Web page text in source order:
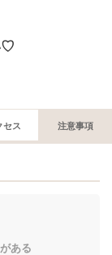
♡
セス 注意事項
ある